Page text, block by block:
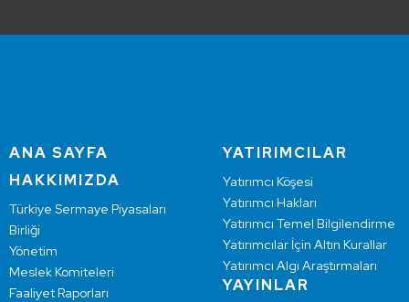
ANA SAYFA
HAKKIMIZDA
Türkiye Sermaye Piyasaları
Birliği
Yönetim
Meslek Komiteleri
Faaliyet Raporları
YATIRIMCILAR
Yatırımcı Köşesi
Yatırımcı Hakları
Yatırımcı Temel Bilgilendirme
Yatırımcılar İçin Altın Kurallar
Yatırımcı Algı Araştırmaları
YAYINLAR